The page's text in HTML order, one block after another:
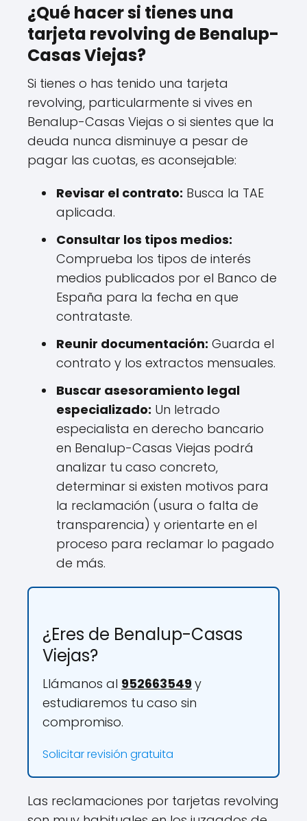
¿Qué hacer si tienes una
tarjeta revolving de Benalup-
Casas Viejas?
Si tienes o has tenido una tarjeta
revolving, particularmente si vives en
Benalup-Casas Viejas o si sientes que la
deuda nunca disminuye a pesar de
pagar las cuotas, es aconsejable:
Revisar el contrato: Busca la TAE
aplicada.
Consultar los tipos medios:
Comprueba los tipos de interés
medios publicados por el Banco de
España para la fecha en que
contrataste.
Reunir documentación: Guarda el
contrato y los extractos mensuales.
Buscar asesoramiento legal
especializado: Un letrado
especialista en derecho bancario
en Benalup-Casas Viejas podrá
analizar tu caso concreto,
determinar si existen motivos para
la reclamación (usura o falta de
transparencia) y orientarte en el
proceso para reclamar lo pagado
de más.
¿Eres de Benalup-Casas
Viejas?
Llámanos al 952663549y
estudiaremos tu caso sin
compromiso.
Solicitar revisión gratuita
Las reclamaciones por tarjetas revolving